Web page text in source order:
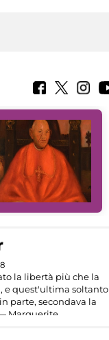
la libertà più che la
e quest'ultima soltanto
parte, secondava la
Marguerite